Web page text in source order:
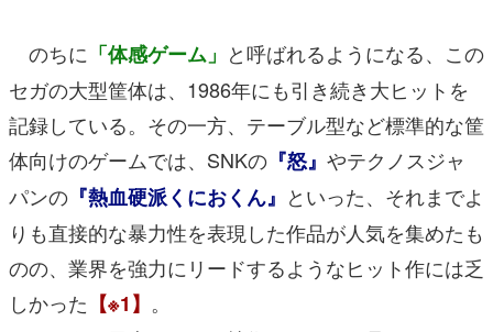
のちに 「体感ゲーム」 と呼ばれるようになる、この
セガの大型筐体は、1986年にも引き続き大ヒットを
記録している。その一方、テーブル型など標準的な筐
体向けのゲームでは、SNKの 『怒』 やテクノスジャ
パンの 『熱血硬派くにおくん』 といった、それまでよ
りも直接的な暴力性を表現した作品が人気を集めたも
のの、業界を強力にリードするようなヒット作には乏
しかった 【※1】 。